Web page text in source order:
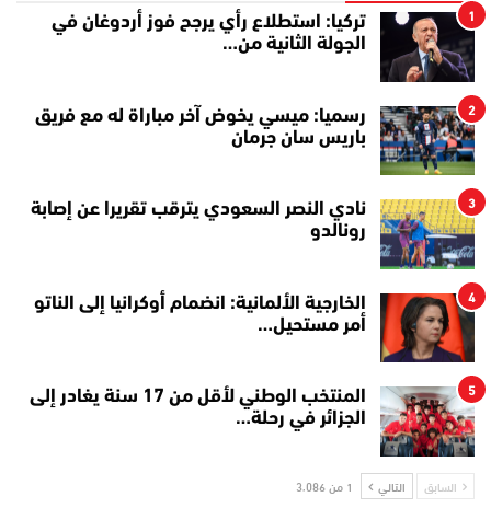
1
تركيا: استطلاع رأي يرجح فوز أردوغان في
الجولة الثانية من…
2
رسميا: ميسي يخوض آخر مباراة له مع فريق
باريس سان جرمان
3
نادي النصر السعودي يترقب تقريرا عن إصابة
رونالدو
4
الخارجية الألمانية: انضمام أوكرانيا إلى الناتو
أمر مستحيل…
5
المنتخب الوطني لأقل من 17 سنة يغادر إلى
الجزائر في رحلة…
السابق التالي 1 من 3٬086